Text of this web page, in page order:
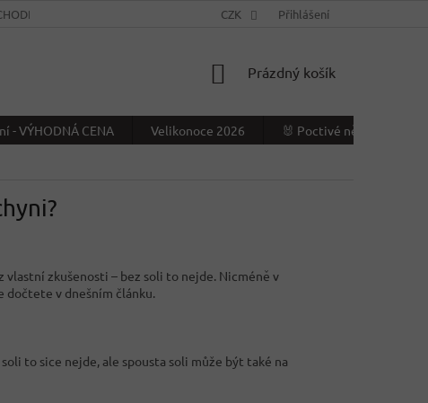
PODMÍNKY VÝDEJNÍ MÍSTO
CZK Přihlášení
NÁKUPNÍ
Prázdný košík
- VÝHODNÁ CENA Velikonoce 2026
🐰 Poctivé německé
vlastní zkušenosti – bez soli to nejde. Nicméně v
dočtete v dnešním článku.
to sice nejde, ale spousta soli může být také na